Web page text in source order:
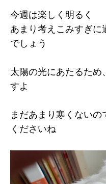
今週は楽しく明るく
あまり考えこみすぎに
でしょう
太陽の光にあたるた
すよ
まだあまり寒くない
くださいね